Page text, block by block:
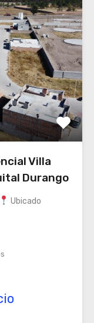
Villa
Durango
Ubicado